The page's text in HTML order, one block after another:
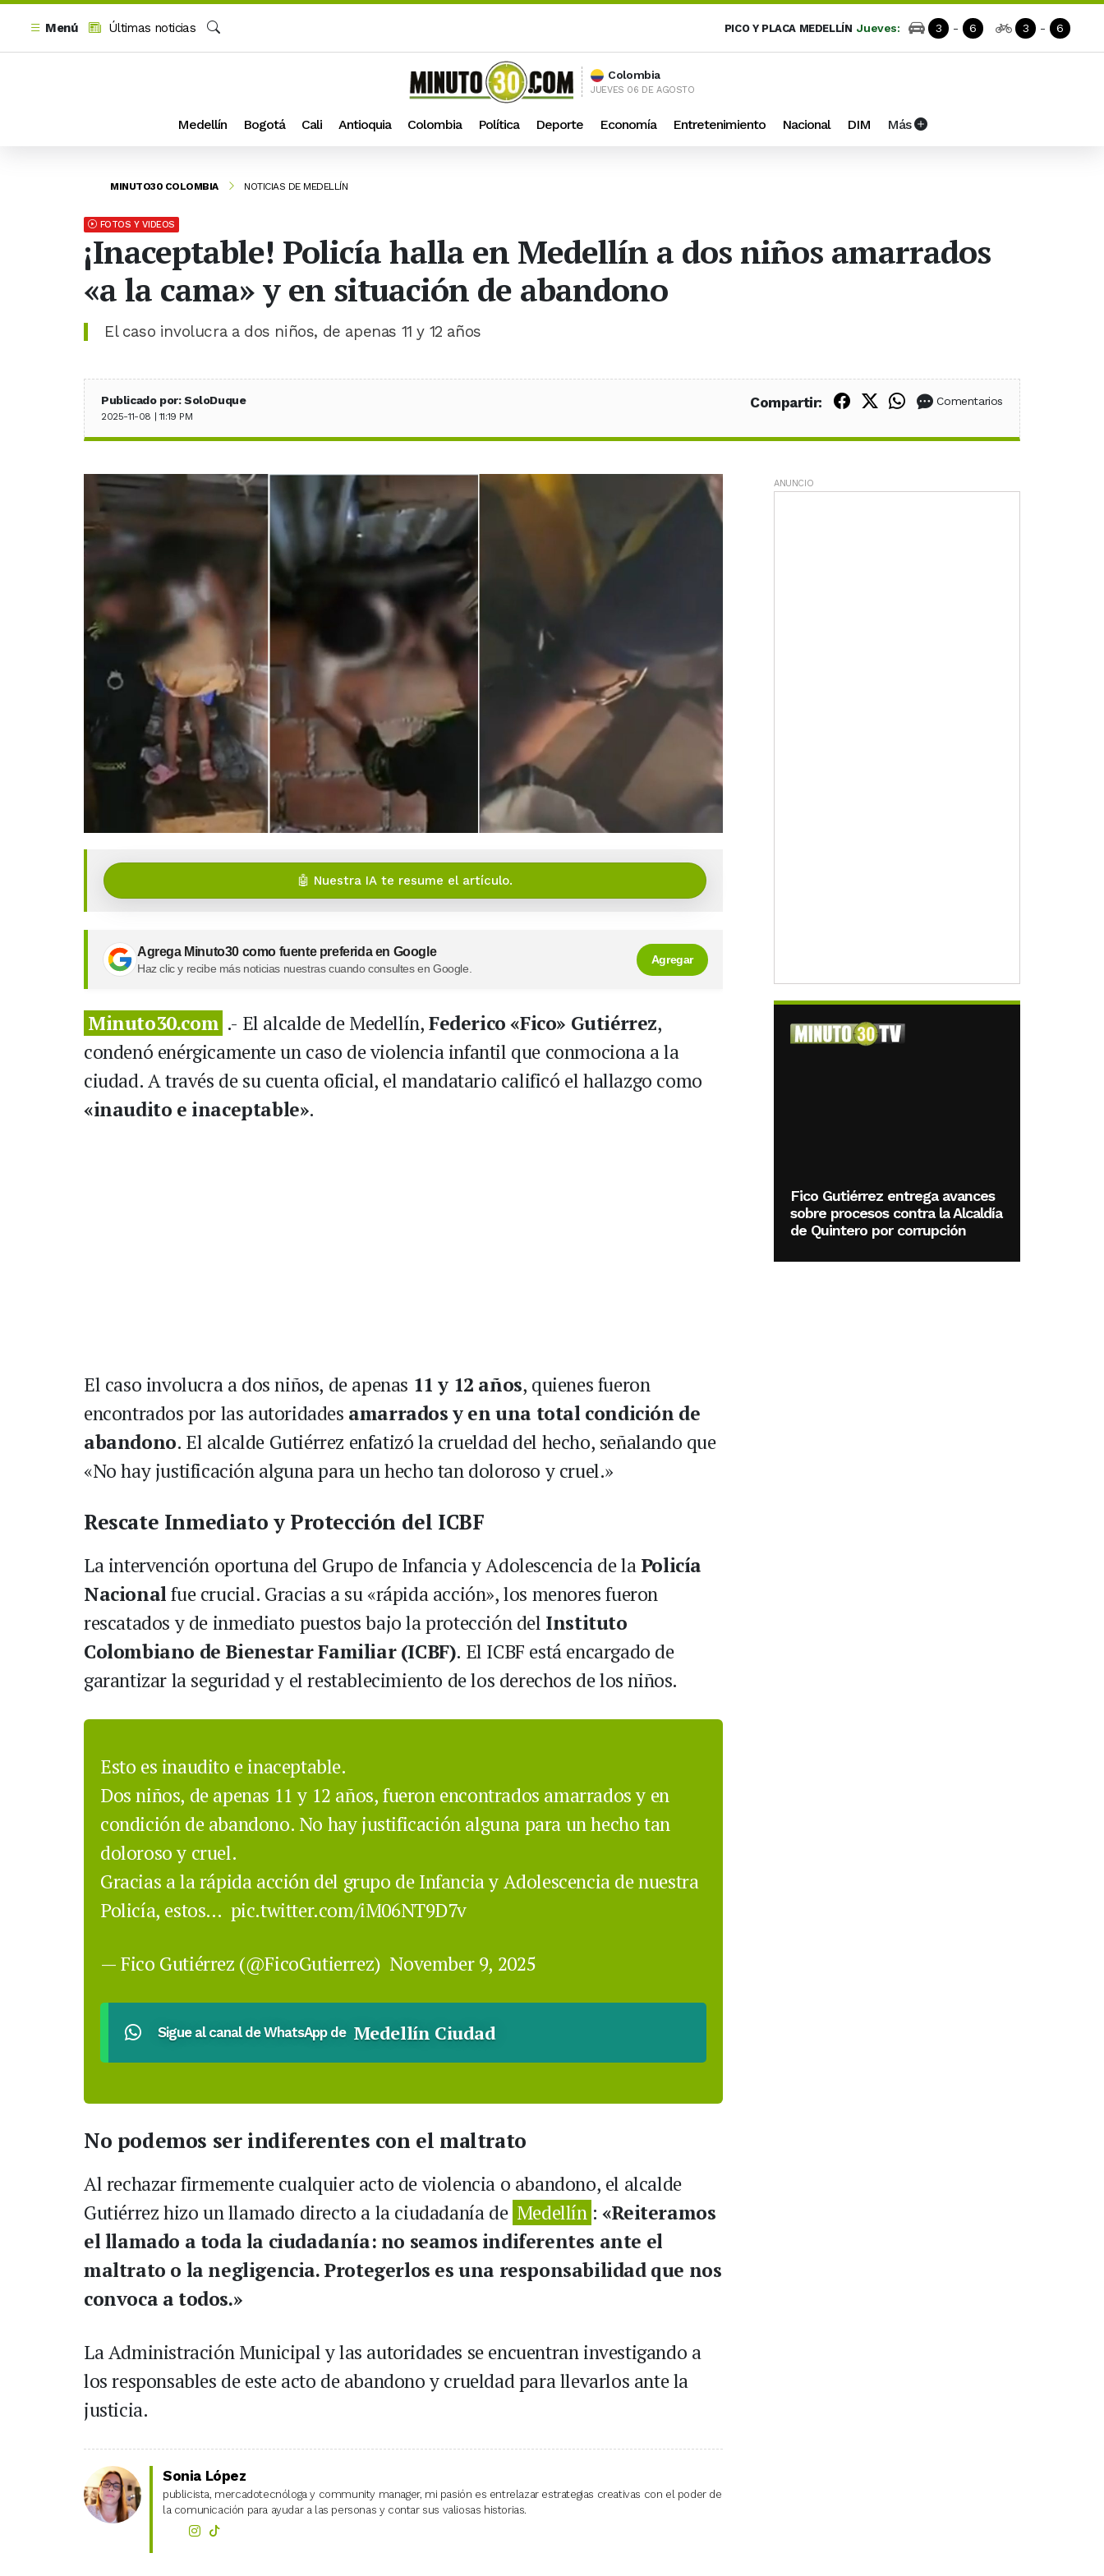
Menú
Últimas noticias
PICO Y PLACA MEDELLÍN Jueves: 3 - 6 3 - 6
Colombia
JUEVES 06 DE AGOSTO
Medellín Bogotá Cali Antioquia Colombia Política Deporte Economía Entretenimiento Nacional DIM Más
MINUTO30 COLOMBIA NOTICIAS DE MEDELLÍN
FOTOS Y VIDEOS
¡Inaceptable! Policía halla en Medellín a dos niños amarrados
«a la cama» y en situación de abandono
El caso involucra a dos niños, de apenas 11 y 12 años
Publicado por: SoloDuque
2025-11-08 | 11:19 PM
Compartir: Compartir en Facebook
Compartir en X (Twitter)
Compartir en WhatsApp
Comentarios
🤖 Nuestra IA te resume el artículo.
Agrega Minuto30 como fuente preferida en Google
Haz clic y recibe más noticias nuestras cuando consultes en Google.
Agregar
Minuto30.com .- El alcalde de Medellín,Federico «Fico» Gutiérrez,
condenó enérgicamente un caso de violencia infantil que conmociona a la
ciudad. A través de su cuenta oficial, el mandatario calificó el hallazgo como
«inaudito e inaceptable».
El caso involucra a dos niños, de apenas 11 y 12 años, quienes fueron
encontrados por las autoridades amarrados y en una total condición de
abandono. El alcalde Gutiérrez enfatizó la crueldad del hecho, señalando que
«No hay justificación alguna para un hecho tan doloroso y cruel.»
Rescate Inmediato y Protección del ICBF
La intervención oportuna del Grupo de Infancia y Adolescencia de laPolicía
Nacionalfue crucial. Gracias a su «rápida acción», los menores fueron
rescatados y de inmediato puestos bajo la protección del Instituto
Colombiano de Bienestar Familiar (ICBF). El ICBF está encargado de
garantizar la seguridad y el restablecimiento de los derechos de los niños.
Esto es inaudito e inaceptable.
Dos niños, de apenas 11 y 12 años, fueron encontrados amarrados y en
condición de abandono. No hay justificación alguna para un hecho tan
doloroso y cruel.
Gracias a la rápida acción del grupo de Infancia y Adolescencia de nuestra
Policía, estos… pic.twitter.com/iM06NT9D7v
— Fico Gutiérrez (@FicoGutierrez) November 9, 2025
Sigue al canal de WhatsApp de Medellín Ciudad
No podemos ser indiferentes con el maltrato
Al rechazar firmemente cualquier acto de violencia o abandono, el alcalde
Gutiérrez hizo un llamado directo a la ciudadanía de Medellín : «Reiteramos
el llamado a toda la ciudadanía: no seamos indiferentes ante el
maltrato o la negligencia. Protegerlos es una responsabilidad que nos
convoca a todos.»
La Administración Municipal y las autoridades se encuentran investigando a
los responsables de este acto de abandono y crueldad para llevarlos ante la
justicia.
Sonia López
publicista, mercadotecnóloga y community manager, mi pasión es entrelazar estrategias creativas con el poder de
la comunicación para ayudar a las personas y contar sus valiosas historias.
ANUNCIO
Fico Gutiérrez entrega avances
sobre procesos contra la Alcaldía
de Quintero por corrupción